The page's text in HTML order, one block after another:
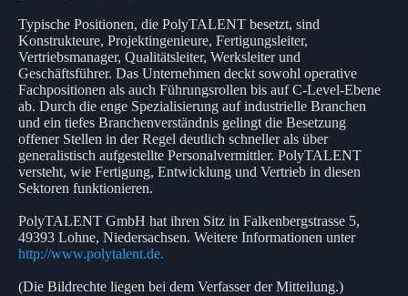
Typische Positionen, die PolyTALENT besetzt, sind
Konstrukteure, Projektingenieure, Fertigungsleiter,
Vertriebsmanager, Qualitätsleiter, Werksleiter und
Geschäftsführer. Das Unternehmen deckt sowohl operative
Fachpositionen als auch Führungsrollen bis auf C-Level-Ebene
ab. Durch die enge Spezialisierung auf industrielle Branchen
und ein tiefes Branchenverständnis gelingt die Besetzung
offener Stellen in der Regel deutlich schneller als über
generalistisch aufgestellte Personalvermittler. PolyTALENT
versteht, wie Fertigung, Entwicklung und Vertrieb in diesen
Sektoren funktionieren.
PolyTALENT GmbH hat ihren Sitz in Falkenbergstrasse 5,
49393 Lohne, Niedersachsen. Weitere Informationen unter
http://www.polytalent.de.
(Die Bildrechte liegen bei dem Verfasser der Mitteilung.)